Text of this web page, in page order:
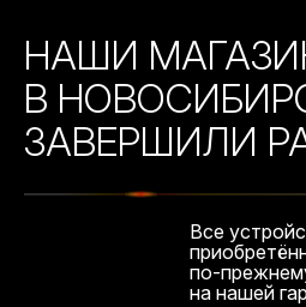
НАШИ
В
ЗАВЕРШИЛИ
Все
по-
на нашей